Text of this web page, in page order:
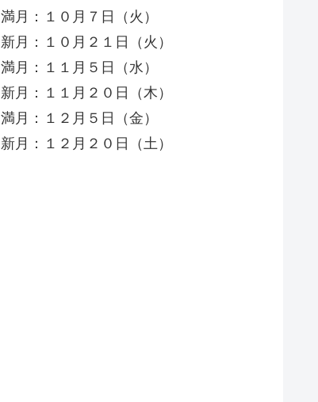
満月：１０月７日（火）
新月：１０月２１日（火）
満月：１１月５日（水）
新月：１１月２０日（木）
満月：１２月５日（金）
新月：１２月２０日（土）